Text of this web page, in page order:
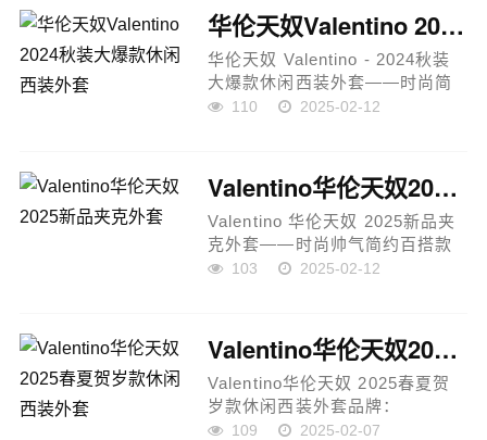
多种日常穿搭风格。细节考究，
每处...
华伦天奴Valentino 2024秋装大爆款休闲西装外套
华伦天奴 Valentino - 2024秋装
大爆款休闲西装外套——时尚简
约，精致大气——产品亮点时尚
重细节，既大气得体，又在随
意...
110 2025-02-12
Valentino华伦天奴2025新品夹克外套
Valentino 华伦天奴 2025新品夹
克外套——时尚帅气简约百搭款
——产品亮点时尚设计：简约而
的时尚态度，凸显个性与气质...
103 2025-02-12
Valentino华伦天奴2025春夏贺岁款休闲西装外套
Valentino华伦天奴 2025春夏贺
岁款休闲西装外套品牌：
Valentino华伦天奴款式：春夏贺
109 2025-02-07